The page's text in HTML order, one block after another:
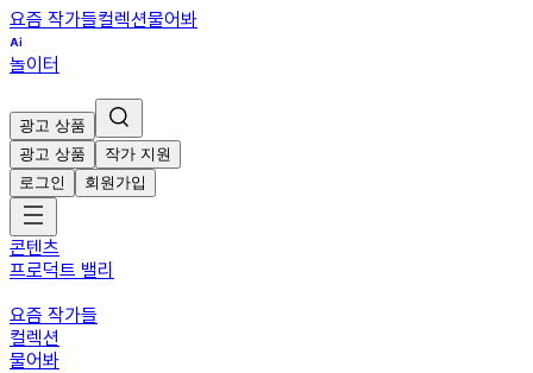
요즘 작가들컬렉션물어봐
놀이터
광고 상품
광고 상품
작가 지원
로그인
회원가입
콘텐츠
프로덕트 밸리
요즘 작가들
컬렉션
물어봐